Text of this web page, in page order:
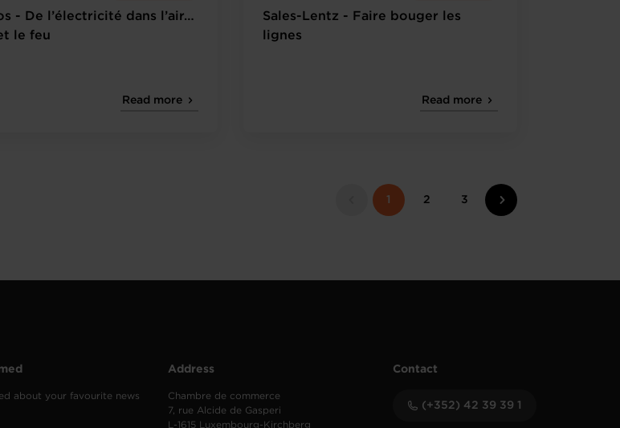
- De l’électricité dans l’air…
et le feu
Read more
Sales-Lentz - Faire bouger les
lignes
Read more
1 2 3
about your favourite news
Address
Chambre de commerce
7, rue Alcide de Gasperi
L-1615 Luxembourg-Kirchberg
Contact
(+352) 42 39 39 1